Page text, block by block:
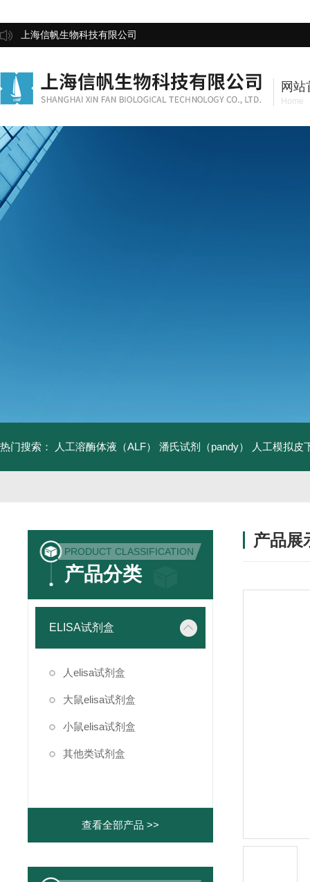
上海信帆生物科技有限公司
网站
Home
热门搜索： 人工溶酶体液（ALF） 潘氏试剂（pandy） 人工模拟皮
PRODUCT CLASSIFICATION
产品分类
ELISA试剂盒
人elisa试剂盒
大鼠elisa试剂盒
小鼠elisa试剂盒
其他类试剂盒
查看全部产品 >>
产品展